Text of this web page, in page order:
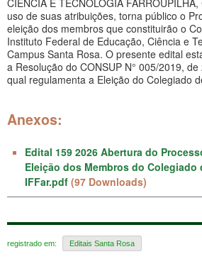
uso de suas atribuições, torna público o
eleição dos membros que constituirão o
Instituto Federal de Educação, Ciência e
Campus Santa Rosa. O presente edital
a Resolução do CONSUP N° 005/2019,
qual regulamenta a Eleição do Colegiado
Anexos:
Edital 159 2026 Abertura do
Eleição dos Membros do Colegiado
IFFar.pdf (97 Downloads)
registrado em: Editais Santa Rosa